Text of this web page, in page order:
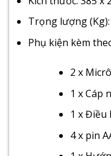
Trọng lượng
Phụ kiện kèm
2 x Micrô
1 x Cáp
1 x Điều
4 x pin